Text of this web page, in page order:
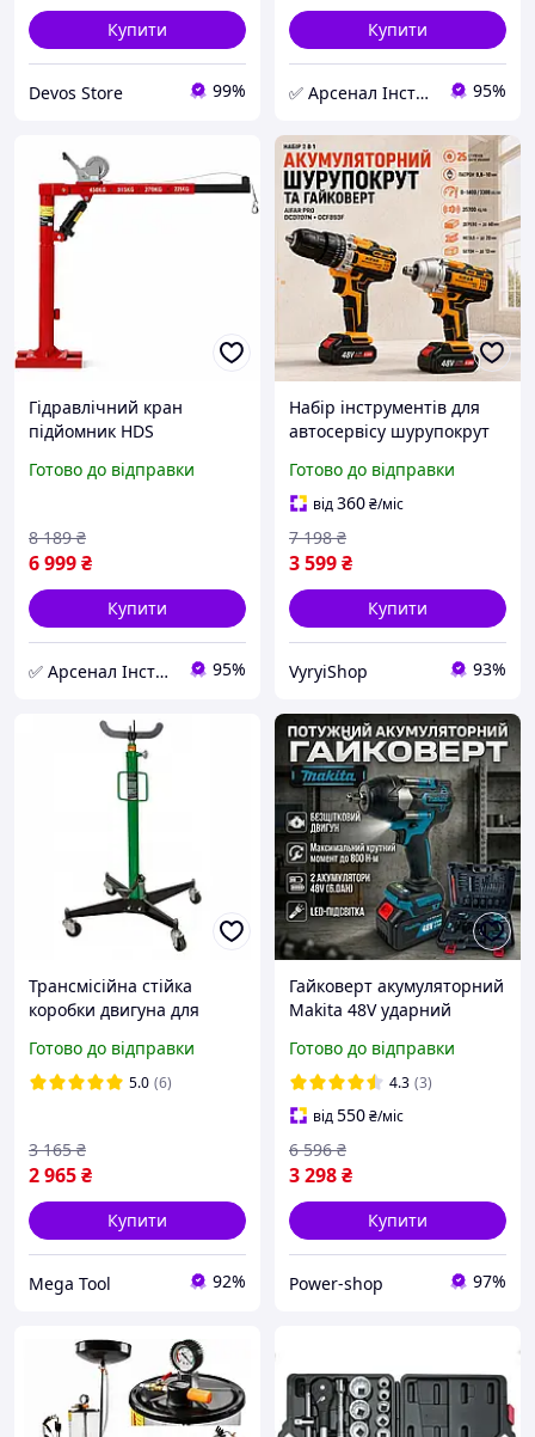
Купити
Devos Store 99%
Купити
✅ Арсенал Інструменту 95%
Гідравлічний кран
підйомник HDS
лебідкою 450 кг 78 130 см
автосервісу
Готово до відправки
6 999₴
8 189 ₴
Купити
✅ Арсенал Інструменту 95%
Набір інструментів для
автосервісу шурупокрут
Універсальний
акумуляторний
інструмент для будинку
та роботи
Готово до відправки
від360₴/міс
3 599₴
7 198 ₴
Купити
VyryiShop 93%
Трансмісійна стійка
коробки двигуна для
Rockforce гідравлічна
стійка для зняття коробки
Готово до відправки
5.0 (6)
2 965₴
3 165 ₴
Купити
Mega Tool 92%
Гайковерт акумуляторний
Makita 48V ударний
професійний гайковерт
для автосервісу, 2 АКБ
Готово до відправки
4.3 (3)
від550₴/міс
3 298₴
6 596 ₴
Купити
Power-shop 97%